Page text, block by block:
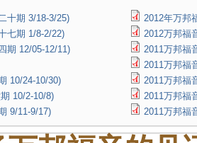
十期 3/18-3/25)
2012年万邦
七期 1/8-2/22)
2012万邦福
期 12/05-12/11)
2011万邦福
2011万邦福
10/24-10/30)
2011万邦福
10/2-10/8)
2011万邦福
9/11-9/17)
2011万邦福